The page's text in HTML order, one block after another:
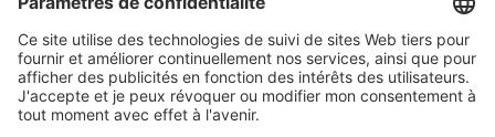
Informations personnelles
Commandes
Avoirs